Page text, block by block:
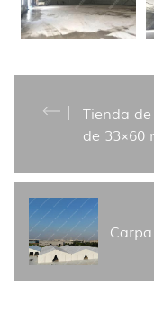
Tienda
de 33×60